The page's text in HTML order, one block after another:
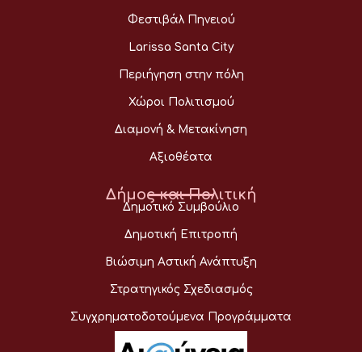
Φεστιβάλ Πηνειού
Larissa Santa City
Περιήγηση στην πόλη
Χώροι Πολιτισμού
Διαμονή & Μετακίνηση
Αξιοθέατα
Δήμος και Πολιτική
Δημοτικό Συμβούλιο
Δημοτική Επιτροπή
Βιώσιμη Αστική Ανάπτυξη
Στρατηγικός Σχεδιασμός
Συγχρηματοδοτούμενα Προγράμματα